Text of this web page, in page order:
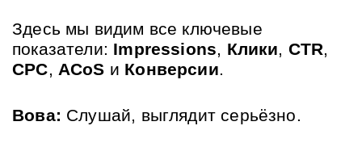
Здесь мы видим все ключевые
показатели: Impressions, Клики, CTR
CPC, ACoS и Конверсии.
Вова: Слушай, выглядит серьёзно.